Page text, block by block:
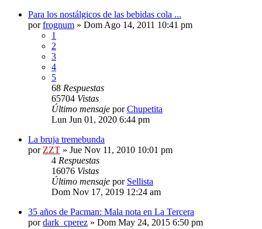
Para los nostálgicos de las bebidas cola ...
porfrognum » Dom Ago 14, 2011 10:41 pm
1
2
3
4
5
68 Respuestas
65704 Vistas
Último mensaje porChupetita
Lun Jun 01, 2020 6:44 pm
La bruja tremebunda
por ZZT » Jue Nov 11, 2010 10:01 pm
4 Respuestas
16076 Vistas
Último mensaje por Sellista
Dom Nov 17, 2019 12:24 am
35 años de Pacman: Mala nota en La Tercera
pordark_cperez » Dom May 24, 2015 6:50 pm